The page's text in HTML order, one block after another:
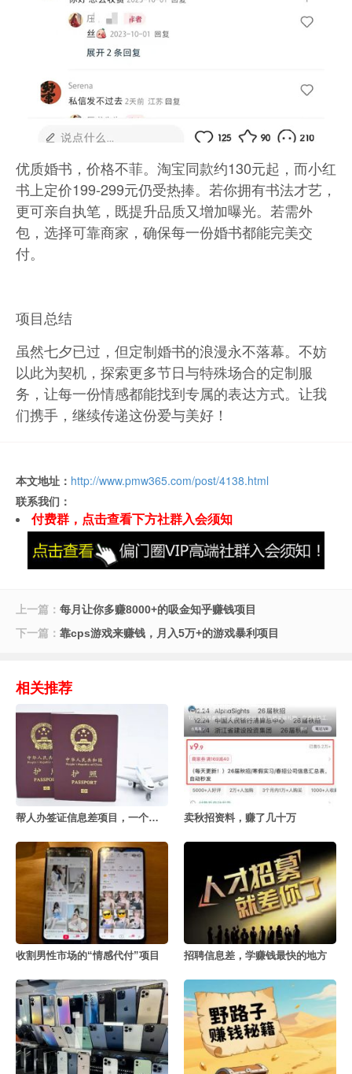
优质婚书，价格不菲。淘宝同款约130元起，而小红
书上定价199-299元仍受热捧。若你拥有书法才艺，
更可亲自执笔，既提升品质又增加曝光。若需外
包，选择可靠商家，确保每一份婚书都能完美交
付。
项目总结
虽然七夕已过，但定制婚书的浪漫永不落幕。不妨
以此为契机，探索更多节日与特殊场合的定制服
务，让每一份情感都能找到专属的表达方式。让我
们携手，继续传递这份爱与美好！
本文地址： http://www.pmw365.com/post/4138.html
联系我们：
付费群，点击查看下方社群入会须知
上一篇： 每月让你多赚8000+的吸金知乎赚钱项目
下一篇： 靠cps游戏来赚钱，月入5万+的游戏暴利项目
相关推荐
帮人办签证信息差项目，一个月赚几十万 卖秋招资料，赚了几十万
收割男性市场的“情感代付”项目 招聘信息差，学赚钱最快的地方